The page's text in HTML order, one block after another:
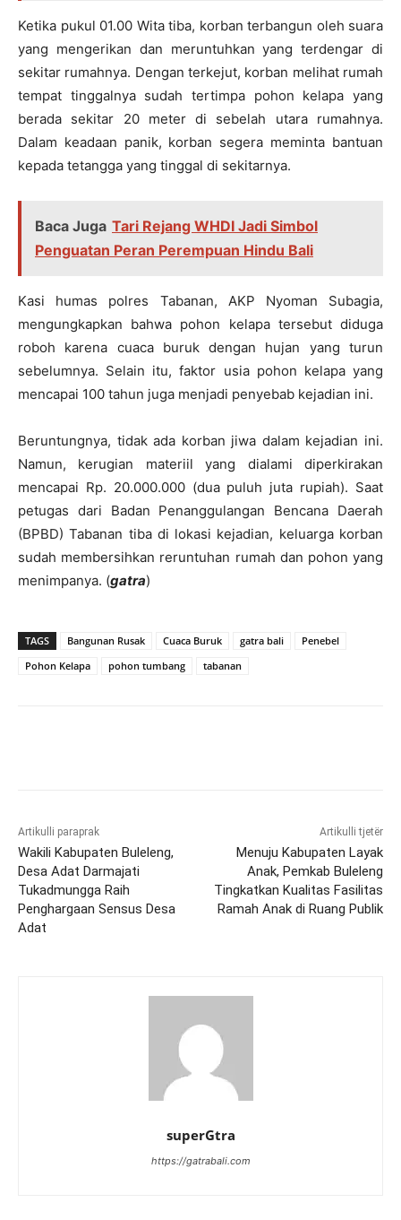
Ketika pukul 01.00 Wita tiba, korban terbangun oleh suara
yang mengerikan dan meruntuhkan yang terdengar di
sekitar rumahnya. Dengan terkejut, korban melihat rumah
tempat tinggalnya sudah tertimpa pohon kelapa yang
berada sekitar 20 meter di sebelah utara rumahnya.
Dalam keadaan panik, korban segera meminta bantuan
kepada tetangga yang tinggal di sekitarnya.
Baca Juga Tari Rejang WHDI Jadi Simbol
Penguatan Peran Perempuan Hindu Bali
Kasi humas polres Tabanan, AKP Nyoman Subagia,
mengungkapkan bahwa pohon kelapa tersebut diduga
roboh karena cuaca buruk dengan hujan yang turun
sebelumnya. Selain itu, faktor usia pohon kelapa yang
mencapai 100 tahun juga menjadi penyebab kejadian ini.
Beruntungnya, tidak ada korban jiwa dalam kejadian ini.
Namun, kerugian materiil yang dialami diperkirakan
mencapai Rp. 20.000.000 (dua puluh juta rupiah). Saat
petugas dari Badan Penanggulangan Bencana Daerah
(BPBD) Tabanan tiba di lokasi kejadian, keluarga korban
sudah membersihkan reruntuhan rumah dan pohon yang
menimpanya. (gatra)
TAGS Bangunan Rusak Cuaca Buruk gatra bali
Penebel
Pohon Kelapa
pohon tumbang tabanan
Artikulli paraprak
Wakili Kabupaten Buleleng,
Desa Adat Darmajati
Tukadmungga Raih
Penghargaan Sensus Desa
Adat
Artikulli tjetër
Menuju Kabupaten Layak
Anak, Pemkab Buleleng
Tingkatkan Kualitas Fasilitas
Ramah Anak di Ruang Publik
superGtra
https://gatrabali.com